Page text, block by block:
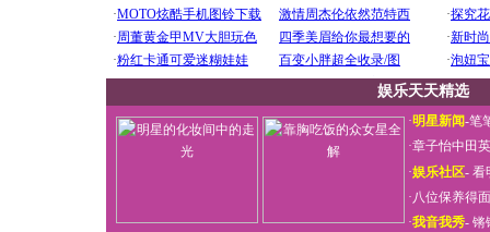
娱乐天天精选
·明星新闻-笔
·章子怡中田
·娱乐社区- 看
·八位保养得
·我音我秀- 锵